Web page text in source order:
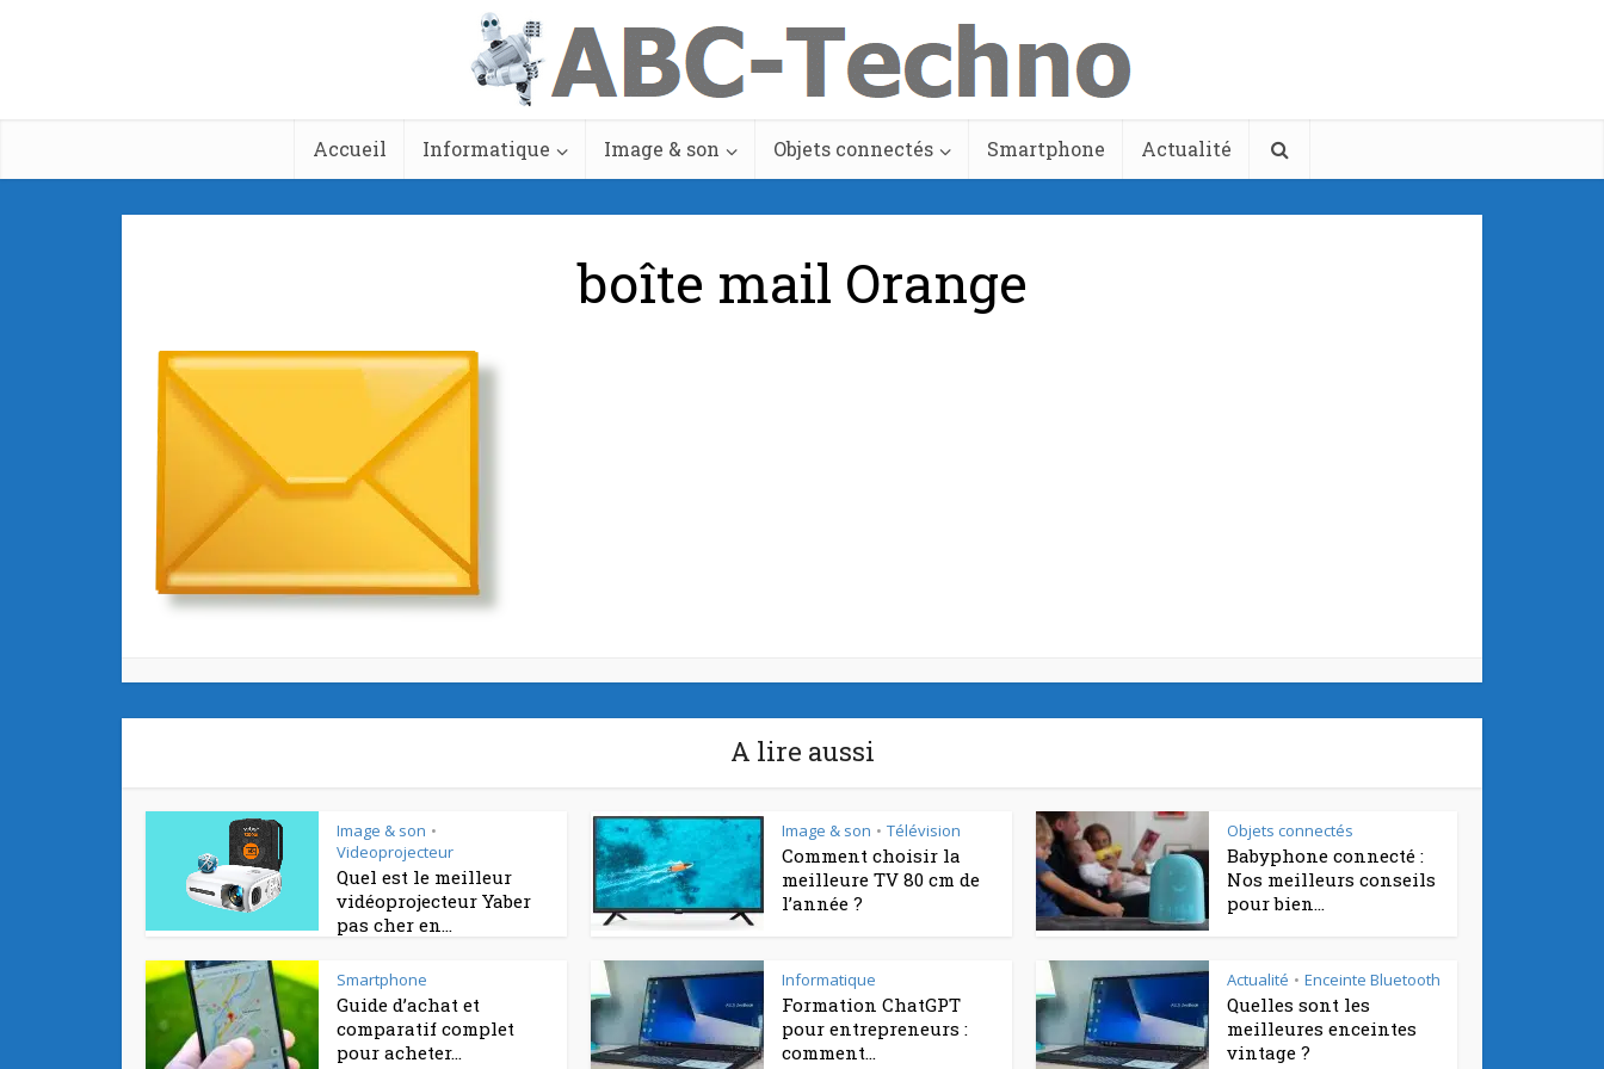
Accueil Informatique Image & son Objets connectés Smartphone Actualité
boîte mail Orange
A lire aussi
Image & son •
Videoprojecteur
Quel est le meilleur
vidéoprojecteur Yaber
pas cher en...
Image & son • Télévision
Comment choisir la
meilleure TV 80 cm de
l’année ?
Objets connectés
Babyphone connecté :
Nos meilleurs conseils
pour bien...
Smartphone
Guide d’achat et
comparatif complet
pour acheter...
Informatique
Formation ChatGPT
pour entrepreneurs :
comment...
Actualité • Enceinte Bluetooth
Quelles sont les
meilleures enceintes
vintage ?